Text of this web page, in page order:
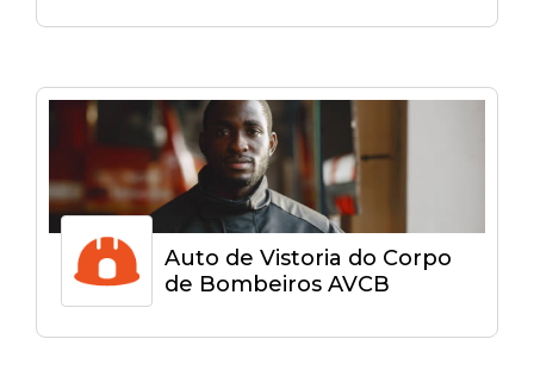
Auto de Vistoria do Corpo
de Bombeiros AVCB